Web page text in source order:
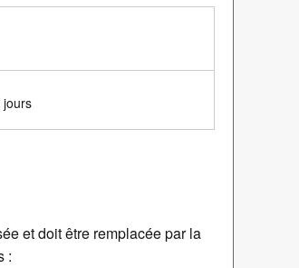
jours
et doit être remplacée par la
: